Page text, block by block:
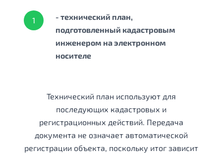
1
- технический план,
подготовленный кадастровым
инженером на электронном
носителе
Технический план используют для
последующих кадастровых и
регистрационных действий. Передача
документа не означает автоматической
регистрации объекта, поскольку итог зависит